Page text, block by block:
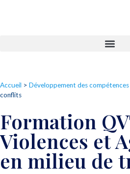
Accueil > Développement des compétences
conflits
Formation
Violences et
en milieu de